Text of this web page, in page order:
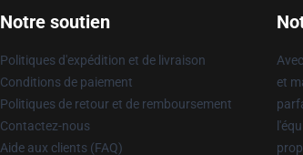
Notre soutien
Politiques d'expédition et de livraison
Conditions de paiement
Politiques de retour et de remboursement
Contactez-nous
Aide aux clients (FAQ)
et